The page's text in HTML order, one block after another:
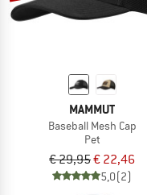
MAMMUT
Baseball Mesh Cap
Pet
€ 29,95€ 22,46
5,0(2)